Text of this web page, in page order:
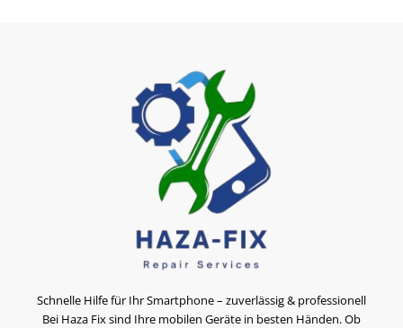
Schnelle Hilfe für Ihr Smartphone – zuverlässig & professionell
Bei Haza Fix sind Ihre mobilen Geräte in besten Händen. Ob